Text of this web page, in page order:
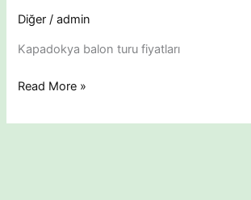
Diğer /admin
Kapadokya balon turu fiyatları
Kapadokya
turu
Read More »